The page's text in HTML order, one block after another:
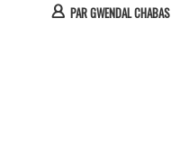
PARGWENDAL CHABAS